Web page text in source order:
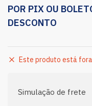
POR PIX OU
DESCONTO
Este produto está
Simulação de frete